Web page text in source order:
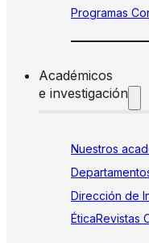
Programas
Académicos
e investigación
Nuestros
Dirección de
ÉticaRevistas